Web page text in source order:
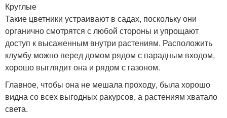
Круглые
Такие цветники устраивают в садах, поскольку они
органично смотрятся с любой стороны и упрощают
доступ к высаженным внутри растениям. Расположить
клумбу можно перед домом рядом с парадным входом,
хорошо выглядит она и рядом с газоном.
Главное, чтобы она не мешала проходу, была хорошо
видна со всех выгодных ракурсов, а растениям хватало
света.